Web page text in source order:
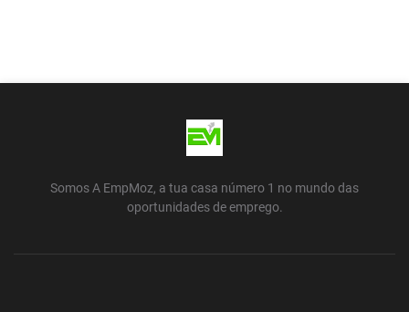
Somos A EmpMoz, a tua casa número 1 no mundo das
oportunidades de emprego.